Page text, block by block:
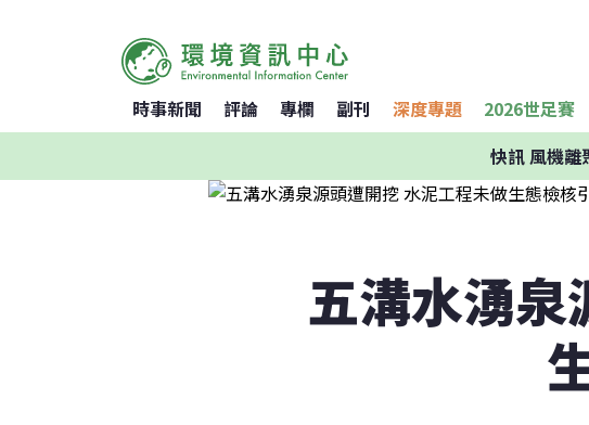
時事新聞 評論 專欄 副刊 深度專題 2026世足賽
快訊風機離
五溝水湧泉